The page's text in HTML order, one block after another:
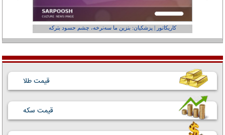
کاریکاتور | پزشکیان: بنزین ما سه‌نرخه، چشم حسود بترکه
قیمت طلا
قیمت سکه